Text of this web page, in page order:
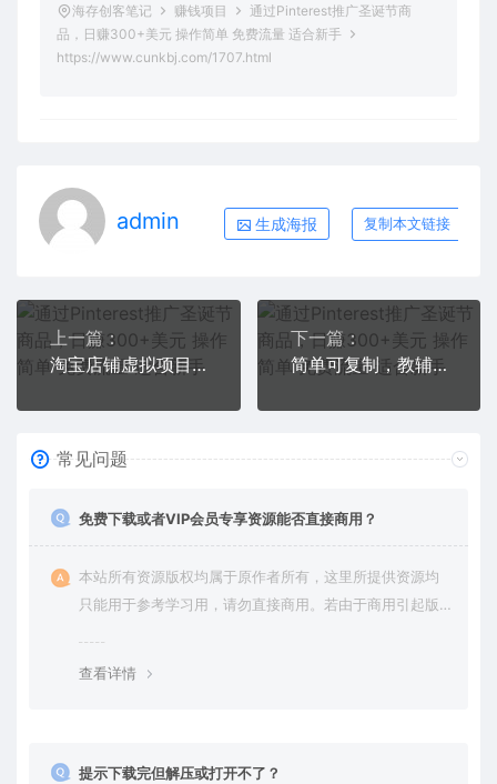
海存创客笔记 赚钱项目
通过Pinterest推广圣诞节商
品，日赚300+美元 操作简单 免费流量 适合新手
https://www.cunkbj.com/1707.html
admin 生成海报 复制本文链接
上一篇：
淘宝店铺虚拟项目：2022新玩法
下一篇：
简单可复制，教辅项目新玩法（第2期+课程+资料)
常见问题
免费下载或者VIP会员专享资源能否直接商用？
本站所有资源版权均属于原作者所有，这里所提供资源均
只能用于参考学习用，请勿直接商用。若由于商用引起版
查看详情
提示下载完但解压或打开不了？